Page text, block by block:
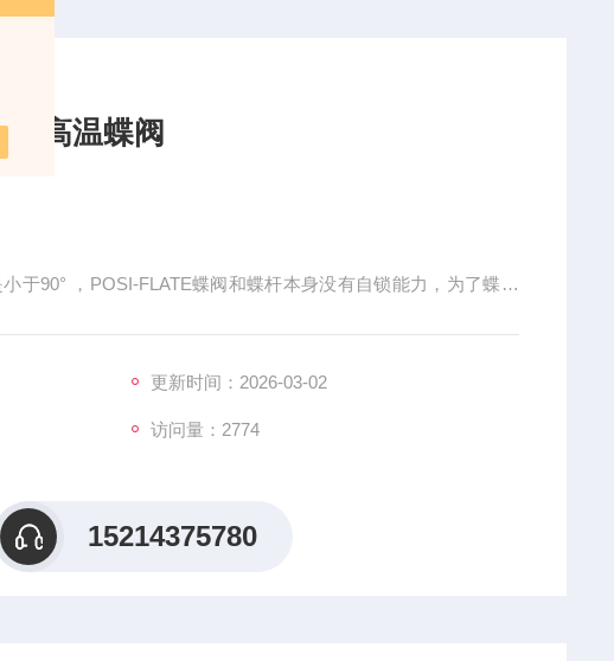
高温蝶阀
于90° ，POSI-FLATE蝶阀和蝶杆本身没有自锁能力，为了蝶板
碳钢制造，阀板的密封圈更新时间：2026-03-02
访问量：2774
15214375780